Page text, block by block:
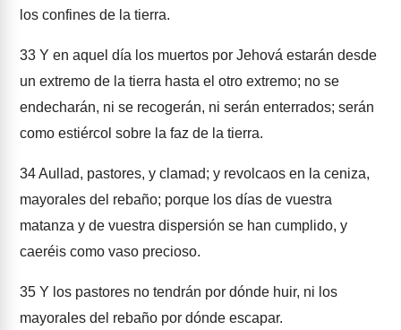
los confines de la tierra.
33 Y en aquel día los muertos por Jehová estarán desde
un extremo de la tierra hasta el otro extremo; no se
endecharán, ni se recogerán, ni serán enterrados; serán
como estiércol sobre la faz de la tierra.
34Aullad, pastores, y clamad; y revolcaos en la ceniza,
mayorales del rebaño; porque los días de vuestra
matanza y de vuestra dispersión se han cumplido, y
caeréis como vaso precioso.
35 Y los pastores no tendrán por dónde huir, ni los
mayorales del rebaño por dónde escapar.